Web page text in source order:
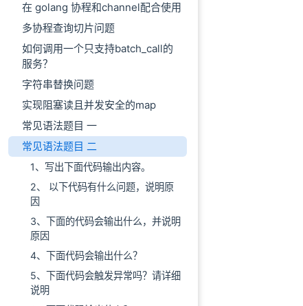
在 golang 协程和channel配合使用
多协程查询切片问题
如何调用一个只支持batch_call的
服务？
字符串替换问题
实现阻塞读且并发安全的map
常见语法题目 一
常见语法题目 二
1、写出下面代码输出内容。
2、 以下代码有什么问题，说明原
因
3、下面的代码会输出什么，并说明
原因
4、下面代码会输出什么？
5、下面代码会触发异常吗？请详细
说明